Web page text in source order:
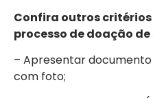
Confira outros
processo de doação
– Apresentar
com foto;